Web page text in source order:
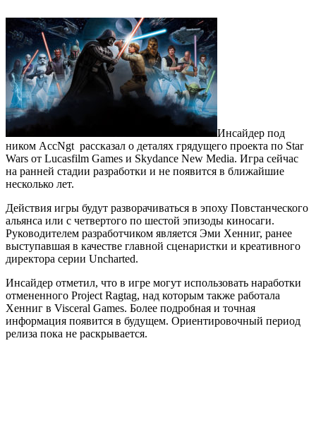
Инсайдер под
ником AccNgt рассказал о деталях грядущего проекта по Star
Wars от Lucasfilm Games и Skydance New Media. Игра сейчас
на ранней стадии разработки и не появится в ближайшие
несколько лет.
Действия игры будут разворачиваться в эпоху Повстанческого
альянса или с четвертого по шестой эпизоды киносаги.
Руководителем разработчиком является Эми Хенниг, ранее
выступавшая в качестве главной сценаристки и креативного
директора серии Uncharted.
Инсайдер отметил, что в игре могут использовать наработки
отмененного Project Ragtag, над которым также работала
Хенниг в Visceral Games. Более подробная и точная
информация появится в будущем. Ориентировочный период
релиза пока не раскрывается.